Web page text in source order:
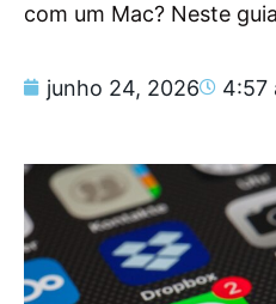
com um Mac? Neste
junho 24, 2026 4:57